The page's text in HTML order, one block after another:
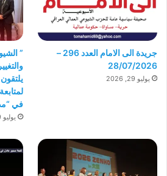
جريدة الى الامام العدد 296 –
28/07/2026
يوليو 29, 2026
”
في
يوليو 29, 2026